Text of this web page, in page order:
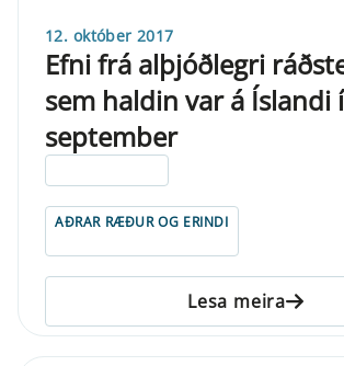
12. október 2017
Efni frá alþjóðlegri
sem haldin var á Íslandi í
september
AÐRAR RÆÐUR OG ERINDI
Lesa meira